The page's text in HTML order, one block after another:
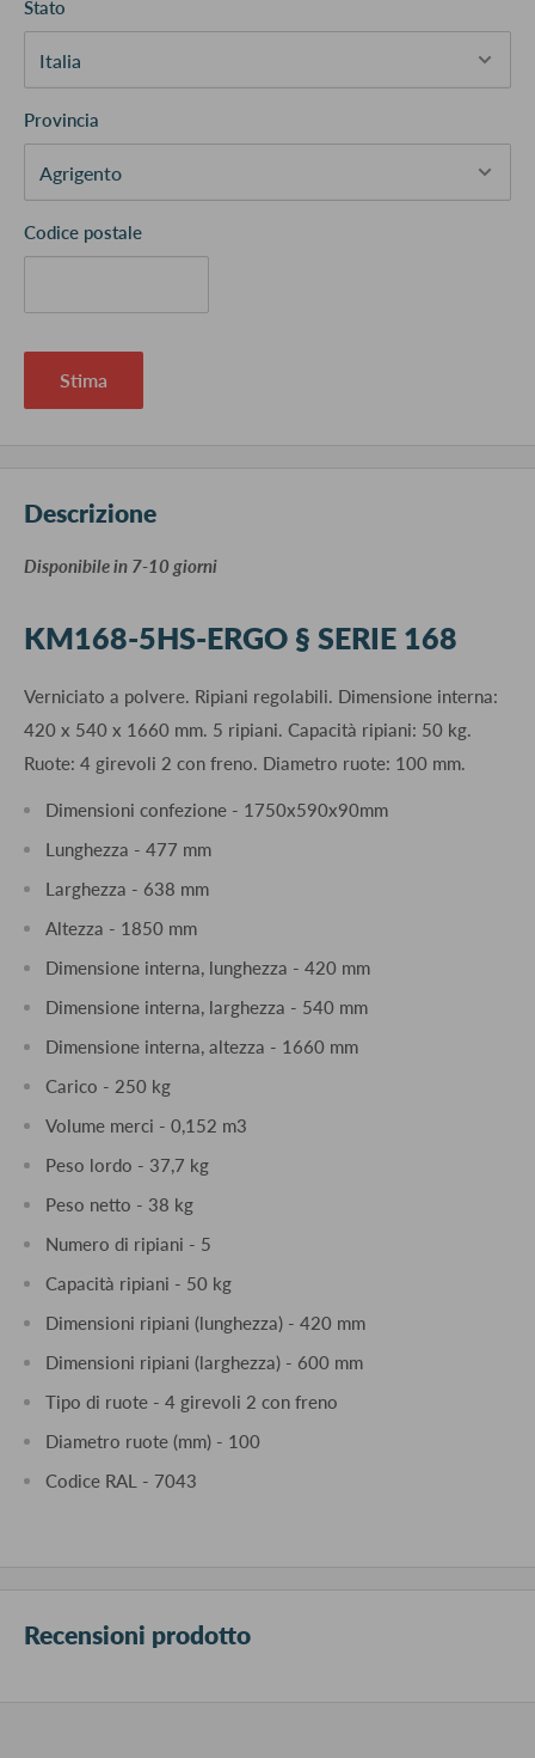
Stato
Provincia
Codice postale
Stima
Descrizione
​Disponibile in 7-10 giorni
KM168-5HS-ERGO § SERIE 168
Verniciato a polvere. Ripiani regolabili. Dimensione interna:
420 x 540 x 1660 mm. 5 ripiani. Capacità ripiani: 50 kg.
Ruote: 4 girevoli 2 con freno. Diametro ruote: 100 mm.
Dimensioni confezione - 1750x590x90mm
Lunghezza - 477 mm
Larghezza - 638 mm
Altezza - 1850 mm
Dimensione interna, lunghezza - 420 mm
Dimensione interna, larghezza - 540 mm
Dimensione interna, altezza - 1660 mm
Carico - 250 kg
Volume merci - 0,152 m3
Peso lordo - 37,7 kg
Peso netto - 38 kg
Numero di ripiani - 5
Capacità ripiani - 50 kg
Dimensioni ripiani (lunghezza) - 420 mm
Dimensioni ripiani (larghezza) - 600 mm
Tipo di ruote - 4 girevoli 2 con freno
Diametro ruote (mm) - 100
Codice RAL - 7043
Recensioni prodotto